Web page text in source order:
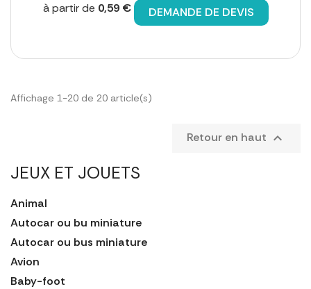
JEUX ET JOUETS
Animal
Autocar ou bu miniature
Autocar ou bus miniature
Avion
Baby-foot
à partir de 0,59 € DEMANDE DE DEVIS
Affichage 1-20 de 20 article(s)
Retour en haut 